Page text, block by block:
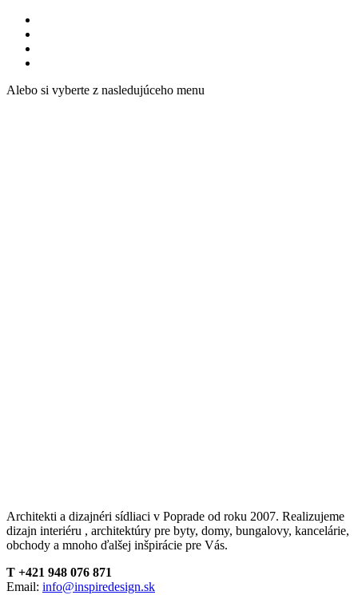
Alebo si vyberte z nasledujúceho menu
Architekti a dizajnéri sídliaci v Poprade od roku 2007. Realizujeme
dizajn interiéru , architektúry pre byty, domy, bungalovy, kancelárie,
obchody a mnoho ďalšej inšpirácie pre Vás.
T +421 948 076 871
Email: info@inspiredesign.sk